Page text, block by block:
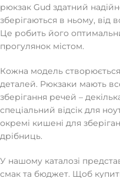
рюкзак Gud здатний
зберігаються в ньому, від
Це робить його
прогулянок містом.
Кожна модель
деталей. Рюкзаки мають
зберігання речей –
спеціальний відсік для
окремі кишені для
дрібниць.
У нашому каталозі
смак та бюджет. Щоб